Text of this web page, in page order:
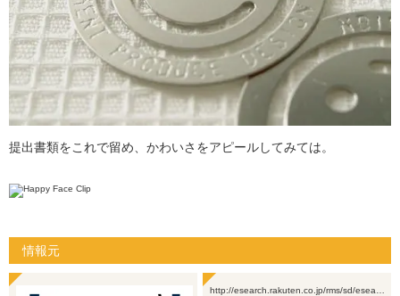
提出書類をこれで留め、かわいさをアピールしてみては。
情報元
http://esearch.rakuten.co.jp/rms/sd/esea…